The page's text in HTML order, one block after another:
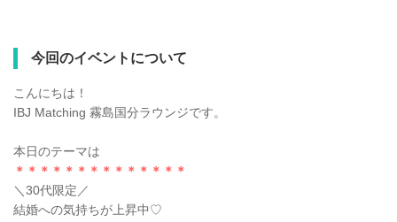
今回のイベントについて
こんにちは！
IBJ Matching 霧島国分ラウンジです。
本日のテーマは
＊＊＊＊＊＊＊＊＊＊＊＊＊＊
＼30代限定／
結婚への気持ちが上昇中♡